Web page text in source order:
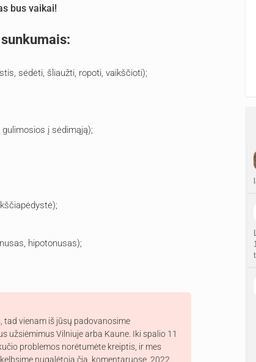
bus vaikai!
sėdėti, šliaužti, ropoti, vaikščioti);
į sėdimąją);
hipotonusas);
tad vienam iš jūsų padovanosime
užsiėmimus Vilniuje arba Kaune. Iki spalio 11
problemos norėtumėte kreiptis, ir mes
nugalėtoją čia, komentaruose, 2022